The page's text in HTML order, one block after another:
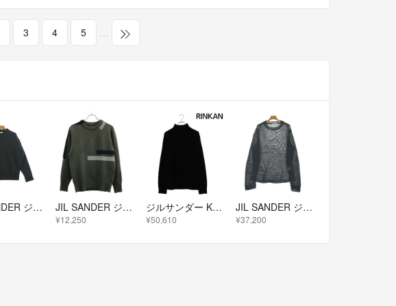
3 4 5 …
JIL SANDER ジルサンダー ニット・セーター L グレー 【古着】【中古】【送料無料】 JIL SANDER ジルサンダー 16AW ブロックカラーニットセーター JSMI751052 オーリブグリーン 48
¥12,250
ジルサンダー KR JM IW 0521 タートルネックニット メンズ 44
¥50,610
JIL SANDER ジルサンダー ニット・セーター L グレー 【古着】【中古】【送料無料】
¥37,200